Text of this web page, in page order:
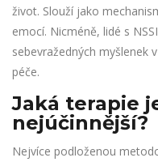
život. Slouží jako
emocí. Nicméně, lidé s
sebevražedných myšlenek
péče.
Jaká terapie
nejúčinnější?
Nejvíce podloženou